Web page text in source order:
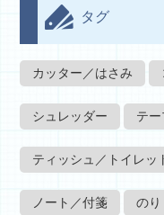
タグ
カッター／はさみ
シュレッダー テー
ティッシュ／トイレッ
ノート／付箋 のり